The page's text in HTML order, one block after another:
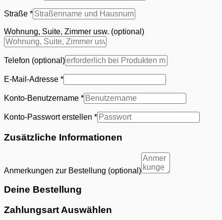
Straße *
Wohnung, Suite, Zimmer usw. (optional)
Telefon (optional)
E-Mail-Adresse *
Konto-Benutzername *
Konto-Passwort erstellen *
Zusätzliche Informationen
Anmerkungen zur Bestellung (optional)
Deine Bestellung
Zahlungsart Auswählen